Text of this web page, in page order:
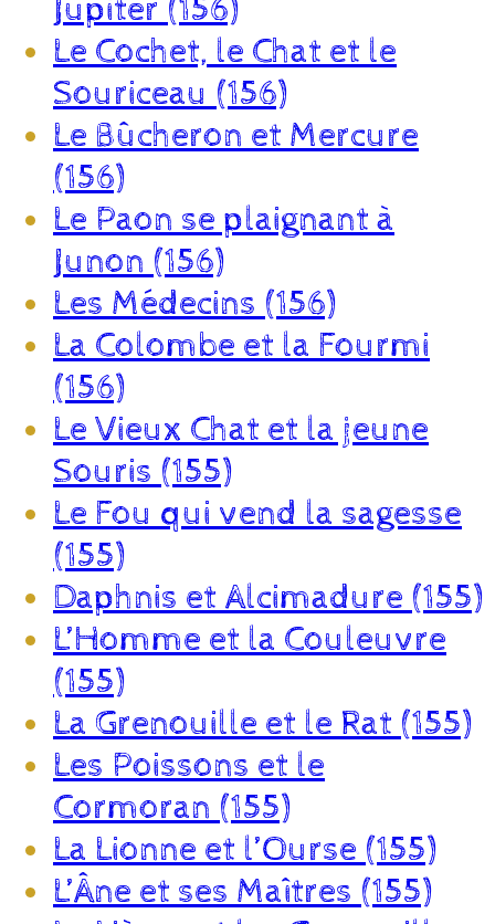
Jupiter (156)
Le Cochet, le Chat et le
Souriceau (156)
Le Bûcheron et Mercure
(156)
Le Paon se plaignant à
Junon (156)
Les Médecins (156)
La Colombe et la Fourmi
(156)
Le Vieux Chat et la jeune
Souris (155)
Le Fou qui vend la sagesse
(155)
Daphnis et Alcimadure (155)
L’Homme et la Couleuvre
(155)
La Grenouille et le Rat (155)
Les Poissons et le
Cormoran (155)
La Lionne et l’Ourse (155)
L’Âne et ses Maîtres (155)